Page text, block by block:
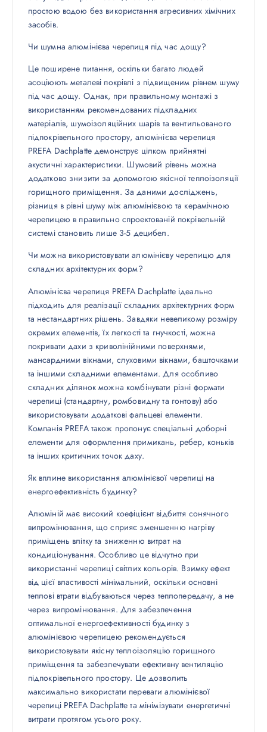
простою водою без використання агресивних хімічних
засобів.
Чи шумна алюмінієва черепиця під час дощу?
Це поширене питання, оскільки багато людей
асоціюють металеві покрівлі з підвищеним рівнем шуму
під час дощу. Однак, при правильному монтажі з
використанням рекомендованих підкладних
матеріалів, шумоізоляційних шарів та вентильованого
підпокрівельного простору, алюмінієва черепиця
PREFA Dachplatte демонструє цілком прийнятні
акустичні характеристики. Шумовий рівень можна
додатково знизити за допомогою якісної теплоізоляції
горищного приміщення. За даними досліджень,
різниця в рівні шуму між алюмінієвою та керамічною
черепицею в правильно спроектованій покрівельній
системі становить лише 3-5 децибел.
Чи можна використовувати алюмінієву черепицю для
складних архітектурних форм?
Алюмінієва черепиця PREFA Dachplatte ідеально
підходить для реалізації складних архітектурних форм
та нестандартних рішень. Завдяки невеликому розміру
окремих елементів, їх легкості та гнучкості, можна
покривати дахи з криволінійними поверхнями,
мансардними вікнами, слуховими вікнами, башточками
та іншими складними елементами. Для особливо
складних ділянок можна комбінувати різні формати
черепиці (стандартну, ромбовидну та гонтову) або
використовувати додаткові фальцеві елементи.
Компанія PREFA також пропонує спеціальні доборні
елементи для оформлення примикань, ребер, коньків
та інших критичних точок даху.
Як вплине використання алюмінієвої черепиці на
енергоефективність будинку?
Алюміній має високий коефіцієнт відбиття сонячного
випромінювання, що сприяє зменшенню нагріву
приміщень влітку та зниженню витрат на
кондиціонування. Особливо це відчутно при
використанні черепиці світлих кольорів. Взимку ефект
від цієї властивості мінімальний, оскільки основні
теплові втрати відбуваються через теплопередачу, а не
через випромінювання. Для забезпечення
оптимальної енергоефективності будинку з
алюмінієвою черепицею рекомендується
використовувати якісну теплоізоляцію горищного
приміщення та забезпечувати ефективну вентиляцію
підпокрівельного простору. Це дозволить
максимально використати переваги алюмінієвої
черепиці PREFA Dachplatte та мінімізувати енергетичні
витрати протягом усього року.